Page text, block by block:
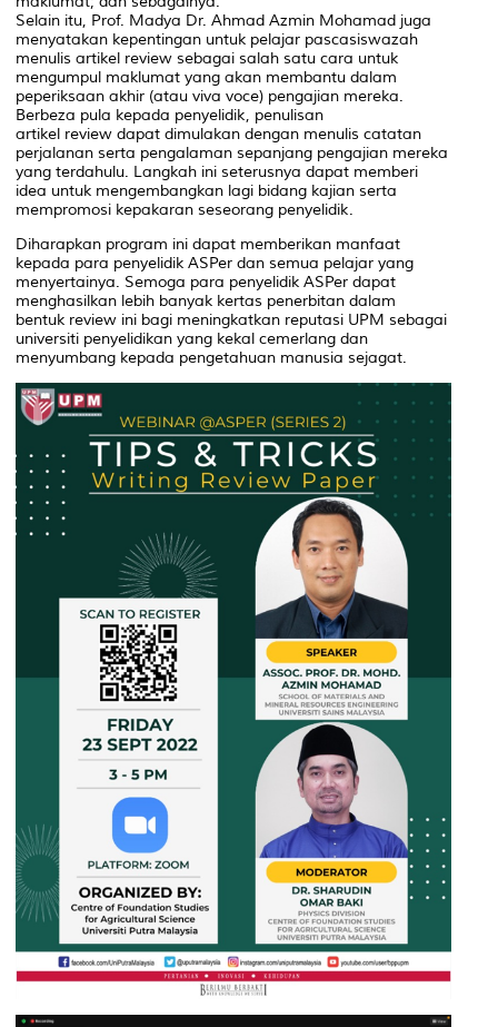
Selain itu, Prof. Madya Dr. Ahmad Azmin Mohamad juga
menyatakan kepentingan untuk pelajar pascasiswazah
menulis artikel review sebagai salah satu cara untuk
mengumpul maklumat yang akan membantu dalam
peperiksaan akhir (atau viva voce) pengajian mereka.
Berbeza pula kepada penyelidik, penulisan
artikel review dapat dimulakan dengan menulis catatan
perjalanan serta pengalaman sepanjang pengajian mereka
yang terdahulu. Langkah ini seterusnya dapat memberi
idea untuk mengembangkan lagi bidang kajian serta
mempromosi kepakaran seseorang penyelidik.
Diharapkan program ini dapat memberikan manfaat
kepada para penyelidik ASPer dan semua pelajar yang
menyertainya. Semoga para penyelidik ASPer dapat
menghasilkan lebih banyak kertas penerbitan dalam
bentuk review ini bagi meningkatkan reputasi UPM sebagai
universiti penyelidikan yang kekal cemerlang dan
menyumbang kepada pengetahuan manusia sejagat.